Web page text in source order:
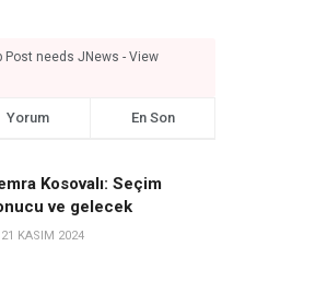
Post needs JNews - View
Yorum En Son
Kosovalı: Seçim
ve gelecek
21 KASIM 2024